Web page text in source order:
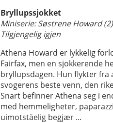
Bryllupssjokket
Miniserie: Søstrene Howard (2)
Tilgjengelig igjen
Athena Howard er lykkelig
Fairfax, men en sjokkerende
bryllupsdagen. Hun flykter fra
svogerens beste venn, den
Snart befinner Athena seg i
med hemmeligheter,
uimotståelig begjær ...